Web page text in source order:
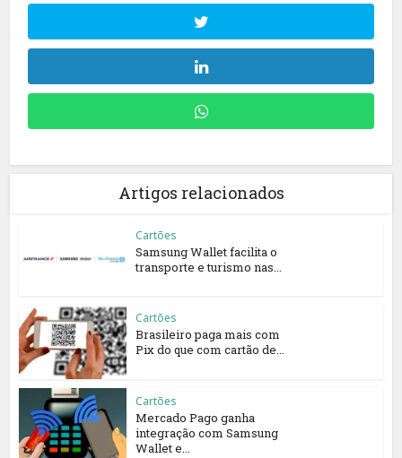
Artigos relacionados
Cartões
Samsung Wallet facilita o
transporte e turismo nas...
Cartões
Brasileiro paga mais com
Pix do que com cartão de...
Cartões
Mercado Pago ganha
integração com Samsung
Wallet e...